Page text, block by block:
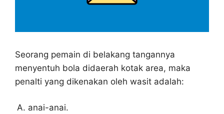
Seorang pemain di belakang tangannya
menyentuh bola didaerah kotak area, maka
penalti yang dikenakan oleh wasit adalah:
anai-anai.